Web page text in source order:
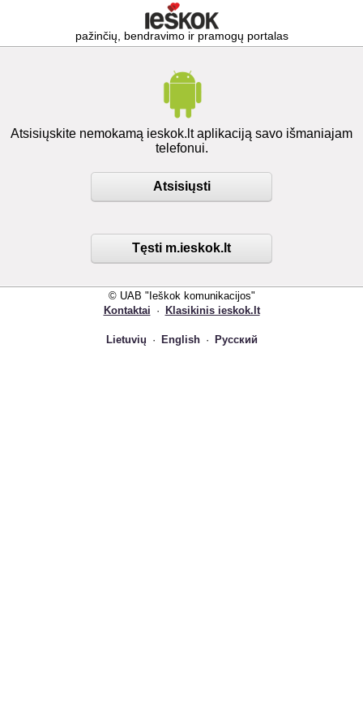
pažinčių, bendravimo ir pramogų portalas
Atsisiųskite nemokamą ieskok.lt aplikaciją savo išmaniajam
telefonui.
Atsisiųsti
Tęsti m.ieskok.lt
© UAB "Ieškok komunikacijos"
Kontaktai · Klasikinis ieskok.lt
Lietuvių · English · Русский